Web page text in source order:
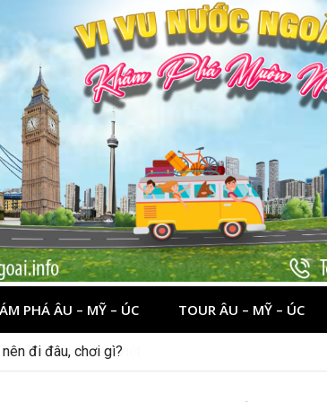
PHÁ ÂU – MỸ – ÚC TOUR ÂU – MỸ – ÚC
đi đâu, chơi gì?